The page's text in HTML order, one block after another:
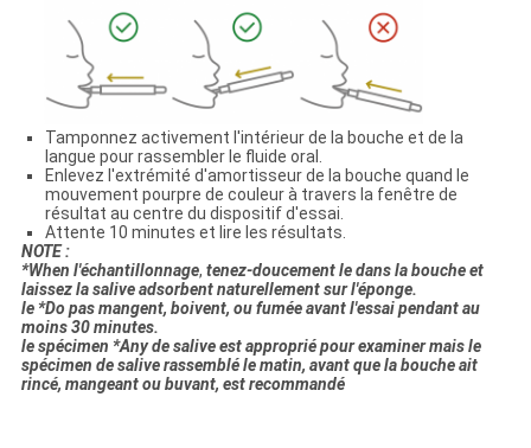
Tamponnez activement l'intérieur de la bouche et de la
langue pour rassembler le fluide oral.
Enlevez l'extrémité d'amortisseur de la bouche quand le
mouvement pourpre de couleur à travers la fenêtre de
résultat au centre du dispositif d'essai.
Attente 10 minutes et lire les résultats.
NOTE :
*When l'échantillonnage, tenez-doucement le dans la bouche et
laissez la salive adsorbent naturellement sur l'éponge.
le *Do pas mangent, boivent, ou fumée avant l'essai pendant au
moins 30 minutes.
le spécimen *Any de salive est approprié pour examiner mais le
spécimen de salive rassemblé le matin, avant que la bouche ait
rincé, mangeant ou buvant, est recommandé